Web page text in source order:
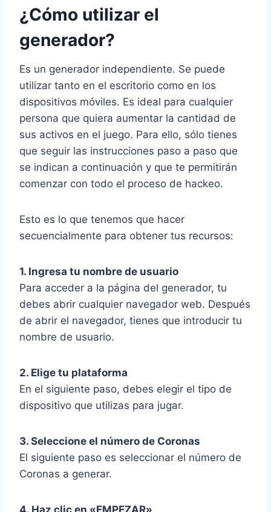
¿Cómo utilizar el
generador?
Es un generador independiente. Se puede
utilizar tanto en el escritorio como en los
dispositivos móviles. Es ideal para cualquier
persona que quiera aumentar la cantidad de
sus activos en el juego. Para ello, sólo tienes
que seguir las instrucciones paso a paso que
se indican a continuación y que te permitirán
comenzar con todo el proceso de hackeo.
Esto es lo que tenemos que hacer
secuencialmente para obtener tus recursos:
1. Ingresa tu nombre de usuario
Para acceder a la página del generador, tu
debes abrir cualquier navegador web. Después
de abrir el navegador, tienes que introducir tu
nombre de usuario.
2. Elige tu plataforma
En el siguiente paso, debes elegir el tipo de
dispositivo que utilizas para jugar.
3. Seleccione el número de Coronas
El siguiente paso es seleccionar el número de
Coronas a generar.
4. Haz clic en «EMPEZAR»